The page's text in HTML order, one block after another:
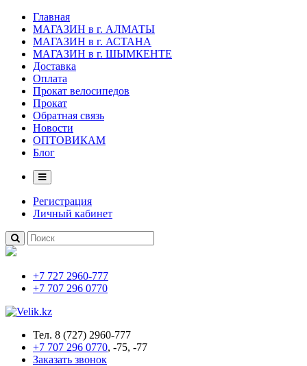
Главная
МАГАЗИН в г. АЛМАТЫ
МАГАЗИН в г. АСТАНА
МАГАЗИН в г. ШЫМКЕНТЕ
Доставка
Оплата
Прокат велосипедов
Прокат
Обратная связь
Новости
ОПТОВИКАМ
Блог
Регистрация
Личный кабинет
+7 727 2960-777
+7 707 296 0770
Тел. 8 (727) 2960-777
+7 707 296 0770, -75, -77
Заказать звонок